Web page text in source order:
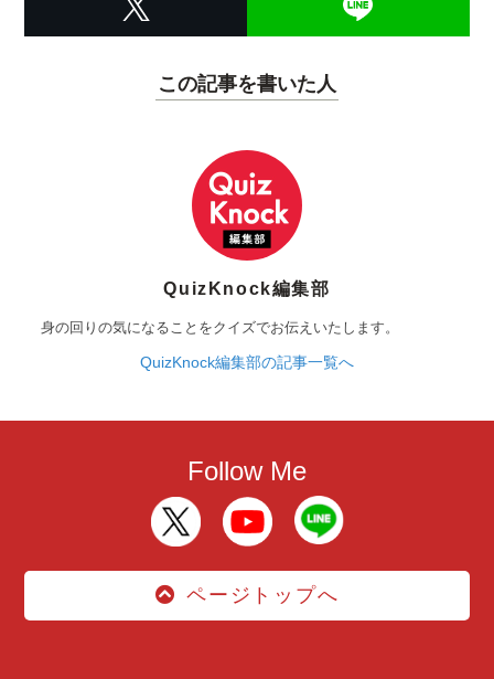
この記事を書いた人
QuizKnock編集部
身の回りの気になることをクイズでお伝えいたします。
QuizKnock編集部の記事一覧へ
Follow Me
ページトップへ